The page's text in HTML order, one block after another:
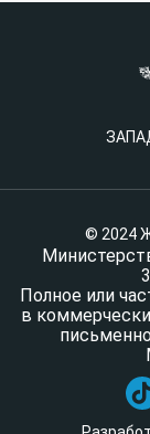
© 2024
Полное или
в